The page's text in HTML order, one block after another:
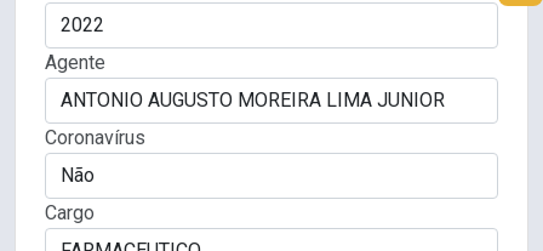
Agente
Coronavírus
Cargo